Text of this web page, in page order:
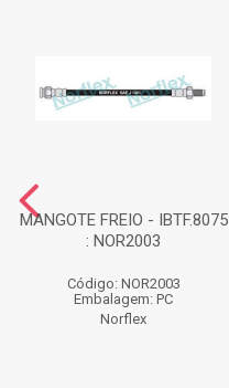
MANGOTE FREIO - IBTF.8075
: NOR2003
Código: NOR2003
Embalagem: PC
Norflex